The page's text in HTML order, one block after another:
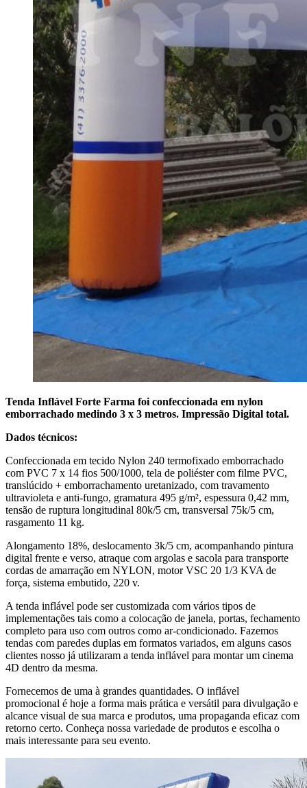
Tenda Inflável Forte Farma foi confeccionada em nylon
emborrachado medindo 3 x 3 metros. Impressão Digital total.
Dados técnicos:
Confeccionada em tecido Nylon 240 termofixado emborrachado
com PVC 7 x 14 fios 500/1000, tela de poliéster com filme PVC,
translúcido + emborrachamento uretanizado, com travamento
ultravioleta e anti-fungo, gramatura 495 g/m², espessura 0,42 mm,
tensão de ruptura longitudinal 80k/5 cm, transversal 75k/5 cm,
rasgamento 11 kg.
Alongamento 18%, deslocamento 3k/5 cm, acompanhando pintura
digital frente e verso, atraque com argolas e sacola para transporte
cordas de amarração em NYLON, motor VSC 20 1/3 KVA de
força, sistema embutido, 220 v.
A tenda inflável pode ser customizada com vários tipos de
implementações tais como a colocação de janela, portas, fechamento
completo para uso com outros como ar-condicionado. Fazemos
tendas com paredes duplas em formatos variados, em alguns casos
clientes nosso já utilizaram a tenda inflável para montar um cinema
4D dentro da mesma.
Fornecemos de uma à grandes quantidades. O inflável
promocional é hoje a forma mais prática e versátil para divulgação e
alcance visual de sua marca e produtos, uma propaganda eficaz com
retorno certo. Conheça nossa variedade de produtos e escolha o
mais interessante para seu evento.